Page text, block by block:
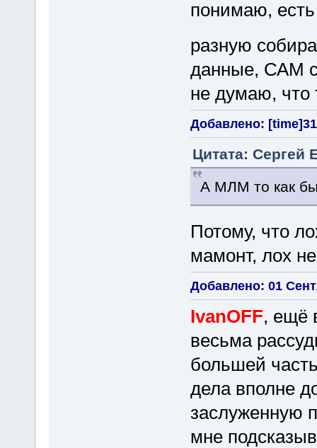
понимаю,
разную
данные, САМ
не думаю, что
Добавлено:
Цитата: Сергей
А МЛМ то как
Потому, что
мамонт, лох
Добавлено: 01
IvanOFF, ещё
весьма
большей
дела вполне
заслуженную
мне